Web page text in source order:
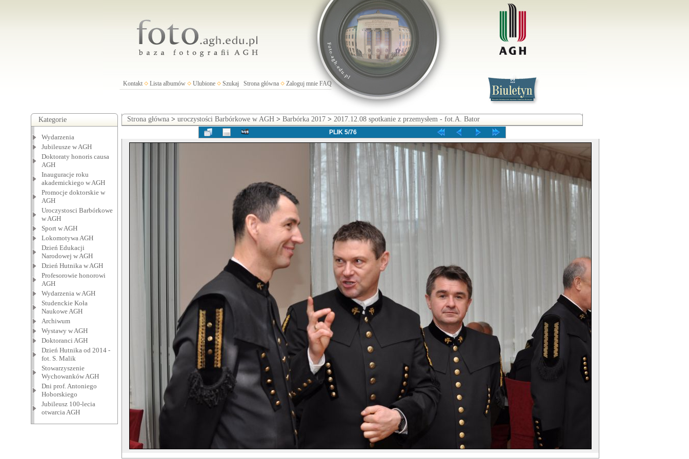
Kontakt Lista albumów Ulubione Szukaj Strona główna Zaloguj mnie FAQ
Kategorie
Wydarzenia
Jubileusze w AGH
Doktoraty honoris causa
AGH
Inauguracje roku
akademickiego w AGH
Promocje doktorskie w
AGH
Uroczystosci Barbórkowe
w AGH
Sport w AGH
Lokomotywa AGH
Dzień Edukacji
Narodowej w AGH
Dzień Hutnika w AGH
Profesorowie honorowi
AGH
Wydarzenia w AGH
Studenckie Koła
Naukowe AGH
Archiwum
Wystawy w AGH
Doktoranci AGH
Dzień Hutnika od 2014 -
fot. S. Malik
Stowarzyszenie
Wychowanków AGH
Dni prof. Antoniego
Hoborskiego
Jubileusz 100-lecia
otwarcia AGH
Strona główna> uroczystości Barbórkowe w AGH> Barbórka 2017> 2017.12.08 spotkanie z przemysłem - fot.A. Bator
PLIK 5/76